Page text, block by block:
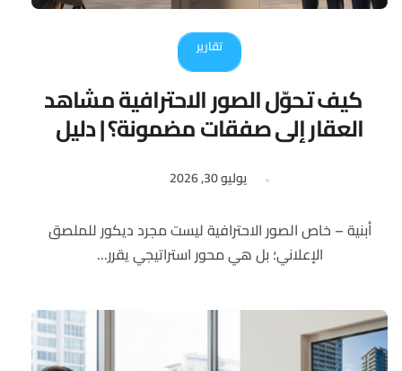
تقارير
كيف تحوّل الصور الاحترافية مشاهد
العقار إلى صفقات مضمونة؟ | دليل
تحليلي للمستثمرين
يوليو 30, 2026
أبنية – خاص الصور الاحترافية ليست مجرد ديكور للملصق
الإعلاني؛ بل هي محور استراتيجي يقرر...